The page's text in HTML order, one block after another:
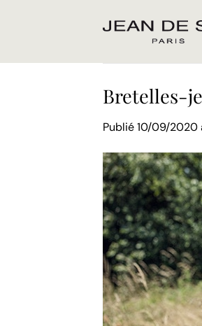
Bretelles-
Publié10/09/2020